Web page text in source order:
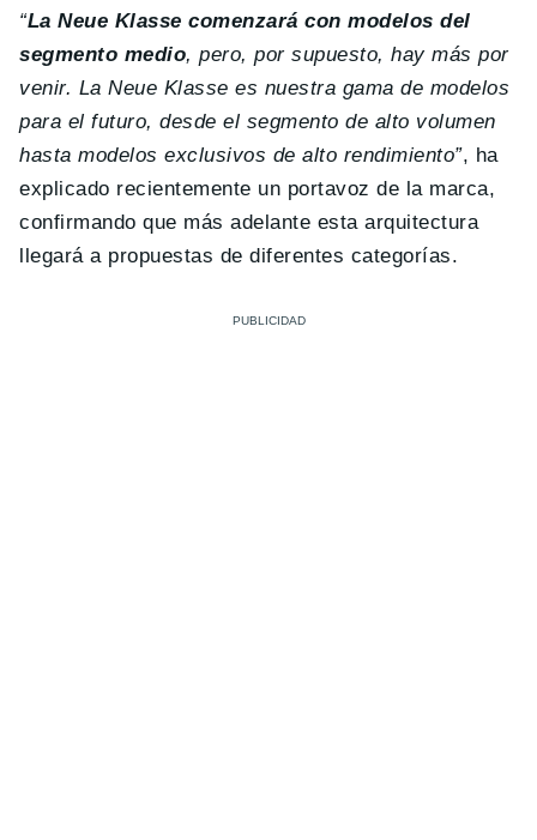
“La Neue Klasse comenzará con modelos del
segmento medio, pero, por supuesto, hay más por
venir. La Neue Klasse es nuestra gama de modelos
para el futuro, desde el segmento de alto volumen
hasta modelos exclusivos de alto rendimiento”, ha
explicado recientemente un portavoz de la marca,
confirmando que más adelante esta arquitectura
llegará a propuestas de diferentes categorías.